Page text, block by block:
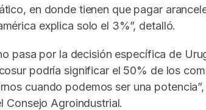
en donde tienen que pagar
explica solo el 3%”, detalló.
pasa por la decisión específica de
podría significar el 50% de los
cuando podemos ser una
Consejo Agroindustrial.